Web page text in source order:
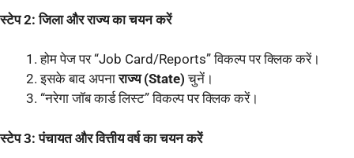
स्टेप 2: जिला और राज्य का चयन करें
होम पेज पर “Job Card/Reports” विकल्प पर क्लिक करें।
इसके बाद अपनाराज्य (State) चुनें।
“नरेगा जॉब कार्ड लिस्ट” विकल्प पर क्लिक करें।
स्टेप 3: पंचायत और वित्तीय वर्ष का चयन करें